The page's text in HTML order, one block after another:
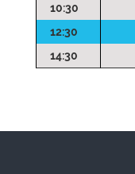
10:30
12:30
14:30